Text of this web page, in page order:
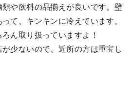
や飲料の品揃えが良いです。壁
て、キンキンに冷えています。
ん取り扱っていますよ！
少ないので、近所の方は重宝し